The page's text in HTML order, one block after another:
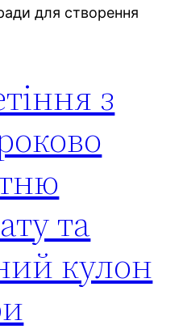
для створення
з
та
кулон